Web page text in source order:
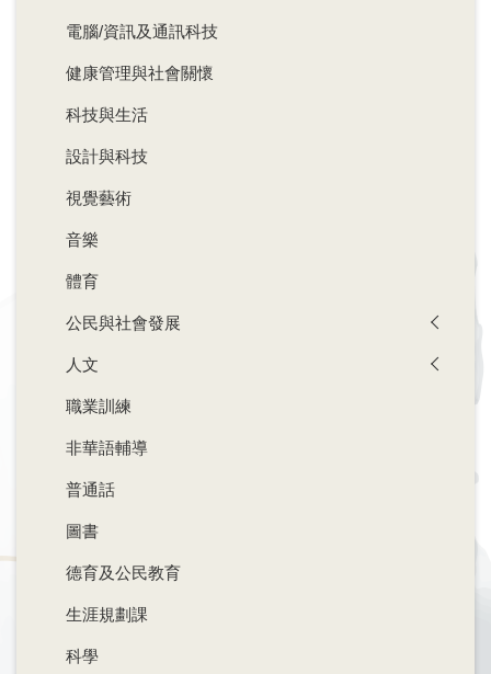
電腦/資訊及通訊科技
健康管理與社會關懷
科技與生活
設計與科技
視覺藝術
音樂
體育
公民與社會發展
人文
職業訓練
非華語輔導
普通話
圖書
德育及公民教育
生涯規劃課
科學